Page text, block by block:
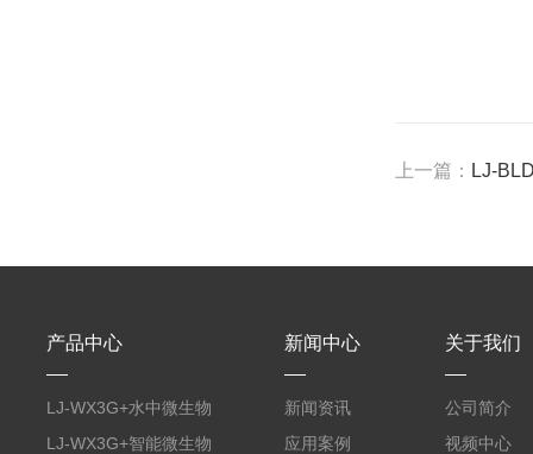
上一篇： LJ-
产品中心
LJ-WX3G+水中微生物
膜过滤装置
LJ-WX3G+智能微生物
新闻中心
新闻资讯
应用案例
关于我们
公司简介
视频中心